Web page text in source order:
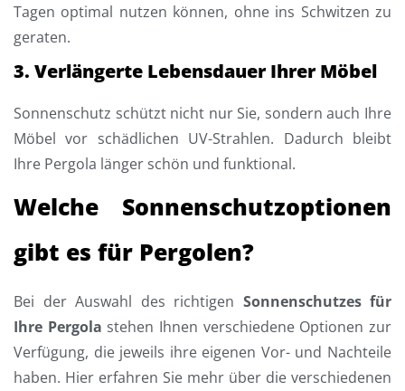
Tagen optimal nutzen können, ohne ins Schwitzen zu
geraten.
3. Verlängerte Lebensdauer Ihrer Möbel
Sonnenschutz schützt nicht nur Sie, sondern auch Ihre
Möbel vor schädlichen UV-Strahlen. Dadurch bleibt
Ihre Pergola länger schön und funktional.
Welche Sonnenschutzoptionen
gibt es für Pergolen?
Bei der Auswahl des richtigen Sonnenschutzes für
Ihre Pergola stehen Ihnen verschiedene Optionen zur
Verfügung, die jeweils ihre eigenen Vor- und Nachteile
haben. Hier erfahren Sie mehr über die verschiedenen